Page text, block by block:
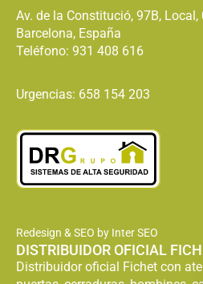
Av. de la Constitució, 97B,
Barcelona, España
Teléfono: 931 408 616
Urgencias: 658 154 203
Redesign & SEO by Inter SEO
DISTRIBUIDOR OFICIAL
Distribuidor oficial Fichet con